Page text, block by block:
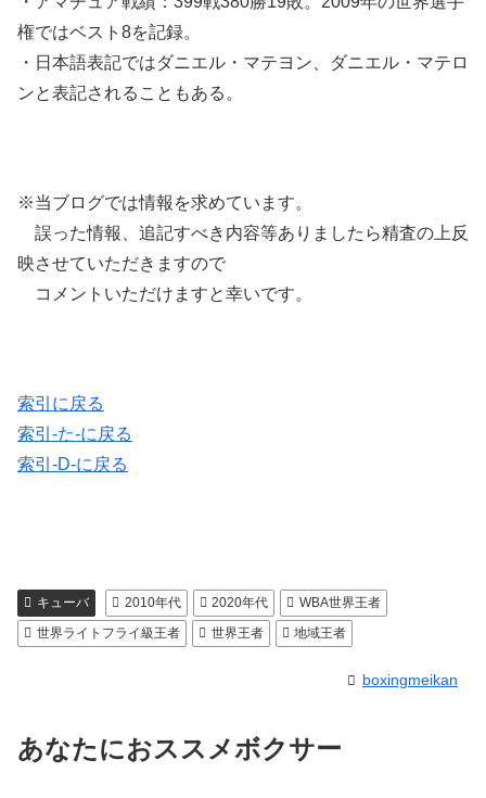
権ではベスト8を記録。
・日本語表記ではダニエル・マテヨン、ダニエル・マテロ
ンと表記されることもある。
※当ブログでは情報を求めています。
誤った情報、追記すべき内容等ありましたら精査の上反
映させていただきますので
コメントいただけますと幸いです。
索引に戻る
索引-た-に戻る
索引-D-に戻る
キューバ 2010年代 2020年代
WBA世界王者
世界ライトフライ級王者
世界王者 地域王者
boxingmeikan
あなたにおススメボクサー